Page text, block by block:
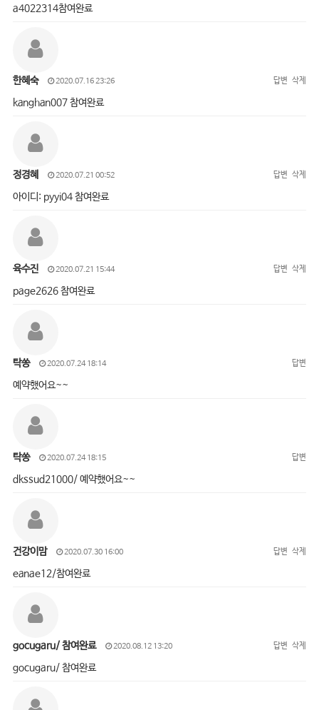
a4022314참여완료
한혜숙 2020.07.16 23:26 답변 삭제
kanghan007 참여완료
정경혜 2020.07.21 00:52 답변 삭제
아이디: pyyi04 참여완료
육수진 2020.07.21 15:44 답변 삭제
page2626 참여완료
탁쏭 2020.07.24 18:14 답변
예약했어요~~
탁쏭 2020.07.24 18:15 답변
dkssud21000/ 예약했어요~~
건강이맘 2020.07.30 16:00 답변 삭제
eanae12/참여완료
gocugaru/ 참여완료 2020.08.12 13:20 답변 삭제
gocugaru/ 참여완료